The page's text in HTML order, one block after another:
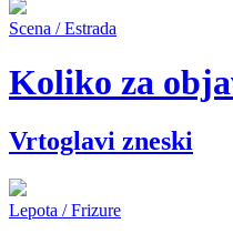
Scena / Estrada
Koliko za
Vrtoglavi zneski
Lepota / Frizure